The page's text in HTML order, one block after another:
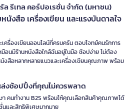
ล รีเทล คอร์ปอเรชั่น จำกัด (มหาชน)
นังสือ เครื่องเขียน และแรงบันดาลใจ
ครื่องเขียนออนไลน์ที่ครบครัน ตอบโจทย์คนรักการ
อนมีร้านหนังสือใกล้ฉันอยู่ในมือ ช้อปง่าย ไม่ต้อง
นังสือหลากหลายแนวและเครื่องเขียนคุณภาพ พร้อม
ล่งช้อปปิ้งที่คุณไม่ควรพลาด
า คนทำงาน B2S พร้อมให้คุณเลือกสินค้าคุณภาพได้
นและสิทธิพิเศษมากมาย